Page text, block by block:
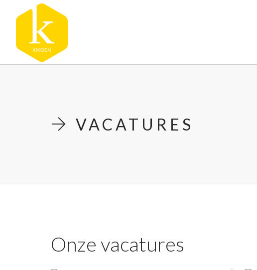
VACATURES
Onze vacatures